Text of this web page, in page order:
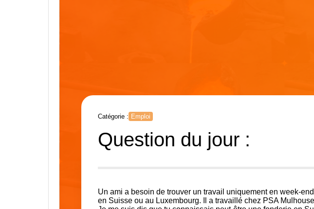
Catégorie : Emploi
Question du jour :
Un ami a besoin de trouver un travail uniquement en week-
en Suisse ou au Luxembourg. Il a travaillé chez PSA